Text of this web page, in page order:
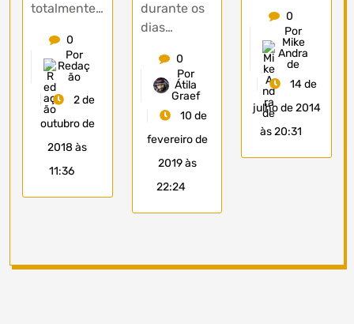
totalmente…
0
Por
Redaç
ão
2 de
outubro de
2018 às
11:36
durante os
dias…
0
Por
Átila
Graef
10 de
fevereiro de
2019 às
22:24
0
Por
Mike
Andra
de
14 de
julho de 2014
às 20:31